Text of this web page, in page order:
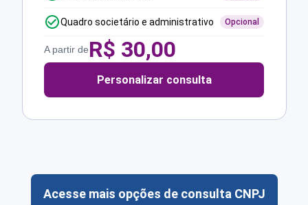
Quadro societário e administrativo Opcional
A partir deR$ 30,00
Personalizar consulta
Acesse mais opções de consulta CNPJ